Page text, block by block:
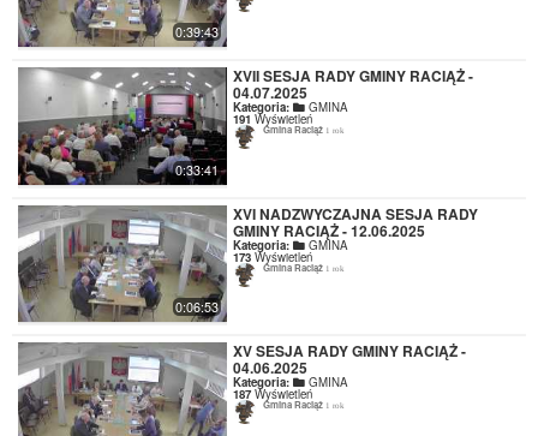
0:39:43
0:33:41
XVII SESJA RADY GMINY RACIĄŻ -
04.07.2025
Kategoria: GMINA
191 Wyświetleń
Gmina Raciąż 1 rok
0:06:53
XVI NADZWYCZAJNA SESJA RADY
GMINY RACIĄŻ - 12.06.2025
Kategoria: GMINA
173 Wyświetleń
Gmina Raciąż 1 rok
XV SESJA RADY GMINY RACIĄŻ -
04.06.2025
Kategoria: GMINA
187Wyświetleń
Gmina Raciąż 1 rok